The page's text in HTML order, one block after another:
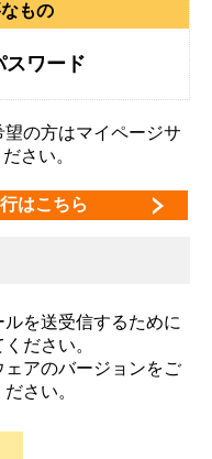
もの
スワード
の方はマイページサ
さい。
はこちら
を送受信するために
ださい。
アのバージョンをご
さい。